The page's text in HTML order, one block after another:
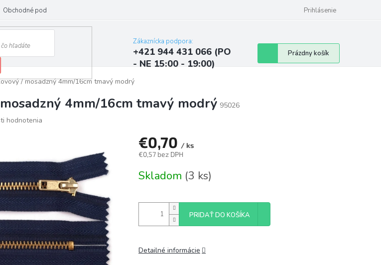
Obchodné podmienky Najčastejšie otázky a odpovede
Prihlásenie
Zákaznícka podpora:
+421 944 431 066 (PO
- NE 15:00 - 19:00)
Nákupný
košík
Prázdny košík
/ mosadzný 4mm/16cm tmavý modrý
4mm/16cm tmavý modrý 95026
hodnotenia
€0,70 / ks
€0,57 bez DPH
cena:
Skladom (3 ks)
PRIDAŤ DO KOŠÍKA
Detailné informácie